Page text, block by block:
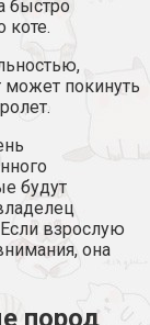
быстро
коте.
покинуть
будут
взрослую
она
пород